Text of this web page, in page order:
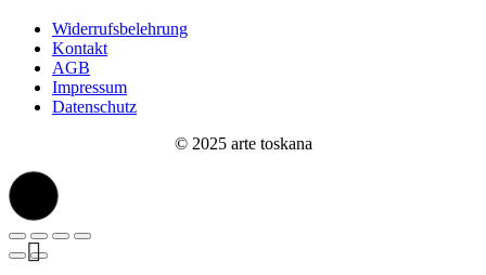
Widerrufsbelehrung
Kontakt
AGB
Impressum
Datenschutz
© 2025 arte toskana